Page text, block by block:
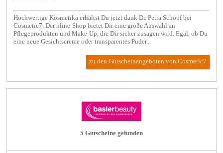
Hochwertige Kosmetika erhältst Du jetzt dank Dr. Petra Schopf bei
Cosmetic7. Der nline-Shop bietet Dir eine große Auswahl an
Pflegeprodukten und Make-Up, die Dir sicher zusagen wird. Egal, ob Du
eine neue Gesichtscreme oder transparentes Puder...
zu den Gutscheinangeboten von Cosmetic7
5 Gutscheine gefunden